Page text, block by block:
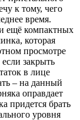
к тому, чего
время.
ещё компактных
которая
просмотре
закрыть
в лице
– на данный
оправдает
придется брать
уровня